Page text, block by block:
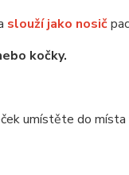
slouží jako nosič
kočky.
umístěte do místa